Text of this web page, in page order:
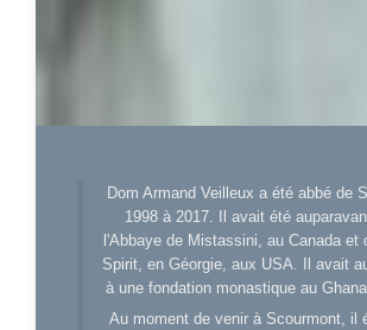
Dom Armand Veilleux a été abbé de
1998 à 2017. Il avait été
l'Abbaye de Mistassini, au Canada et
Spirit, en Géorgie, aux USA. Il avait
à une fondation monastique au
Au moment de venir à Scourmont, il